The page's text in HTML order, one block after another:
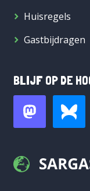
Huisregels
Gastbijdragen
BLIJF OP DE